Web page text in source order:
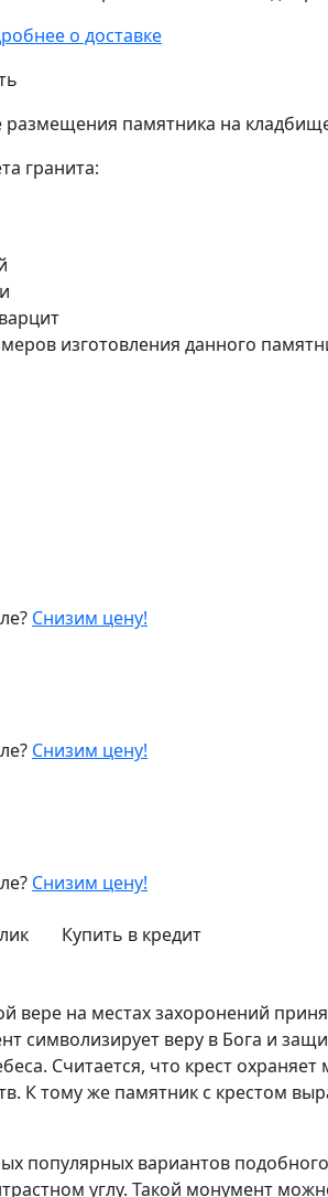
о доставке
размещения памятника на
гранита:
изготовления данного
Снизим цену!
Снизим цену!
Снизим цену!
Купить в кредит
вере на местах захоронений
символизирует веру в Бога и
Считается, что крест
К тому же памятник с крестом
популярных вариантов
углу. Такой монумент